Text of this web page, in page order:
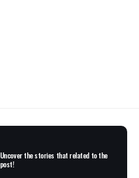
Uncover the stories that related to the
post!